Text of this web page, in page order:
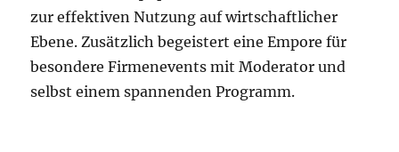
zur effektiven Nutzung auf wirtschaftlicher
Ebene. Zusätzlich begeistert eine Empore für
besondere Firmenevents mit Moderator und
selbst einem spannenden Programm.